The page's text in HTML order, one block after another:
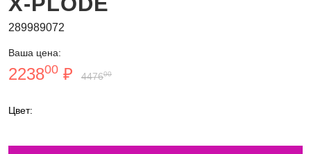
289989072
Ваша цена:
223800 ₽ 447600
Цвет: